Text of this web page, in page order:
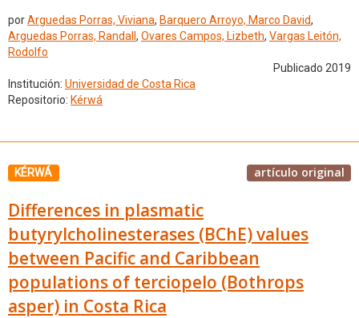
porArguedas Porras, Viviana, Barquero Arroyo, Marco David,
Arguedas Porras, Randall , Ovares Campos, Lizbeth, Vargas Leitón,
Rodolfo
Publicado 2019
Institución: Universidad de Costa Rica
Repositorio: Kérwá
KÉRWÁ artículo original
Differences in plasmatic
butyrylcholinesterases (BChE) values
between Pacific and Caribbean
populations of terciopelo (Bothrops
asper) in Costa Rica